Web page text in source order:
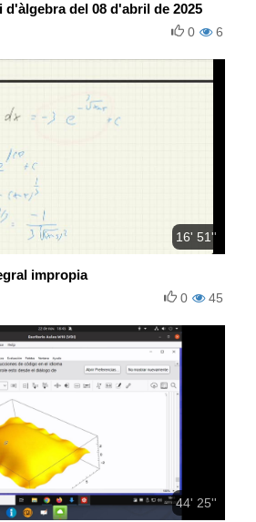
d'àlgebra del 08 d'abril de 2025
6
0
16' 51''
impropia
45
0
44' 25''